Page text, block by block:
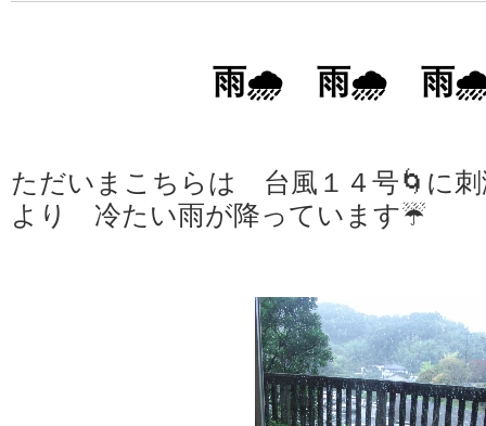
雨🌧 雨🌧 雨
ただいまこちらは 台風１４号🌀に
より 冷たい雨が降っています☔